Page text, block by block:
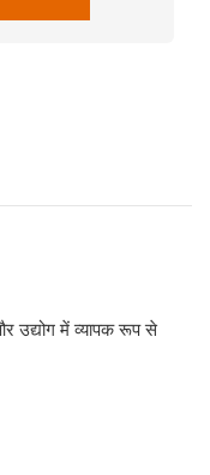
उद्योग में व्यापक रूप से